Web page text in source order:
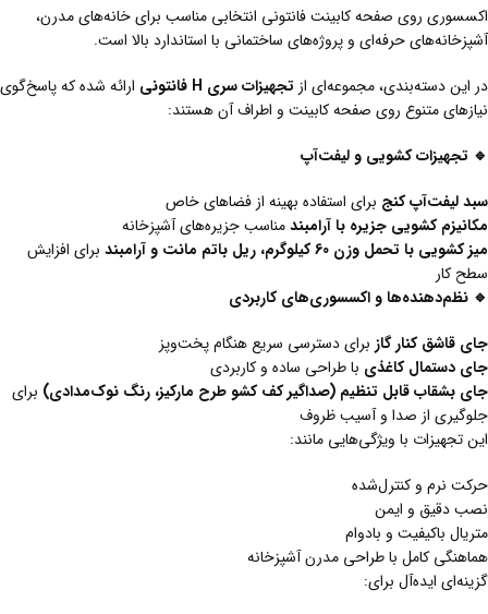
اکسسوری روی صفحه کابینت فانتونی انتخابی مناسب برای خانه‌های مدرن،
آشپزخانه‌های حرفه‌ای و پروژه‌های ساختمانی با استاندارد بالا است.
در این دسته‌بندی، مجموعه‌ای از تجهیزات سری فانتونی ارائه شده که پاسخ‌گوی
نیازهای متنوع روی صفحه کابینت و اطراف آن هستند:
🔹 تجهیزات کشویی و لیفت‌آپ
سبد لیفت‌آپ کنج برای استفاده بهینه از فضاهای خاص
مکانیزم کشویی جزیره با آرامبندمناسب جزیره‌های آشپزخانه
میز کشویی با تحمل وزن 60 کیلوگرم، ریل باتم مانت و آرامبند
برای افزایش
سطح کار
🔹 نظم‌دهنده‌ها و اکسسوری‌های کاربردی
جای قاشق کنار گاز برای دسترسی سریع هنگام پخت‌وپز
جای دستمال کاغذی با طراحی ساده و کاربردی
جای بشقاب قابل تنظیم (صداگیر کف کشو طرح مارکیز، رنگ نوک‌مدادی) برای
جلوگیری از صدا و آسیب ظروف
این تجهیزات با ویژگی‌هایی مانند:
حرکت نرم و کنترل‌شده
نصب دقیق و ایمن
متریال باکیفیت و بادوام
هماهنگی کامل با طراحی مدرن آشپزخانه
گزینه‌ای ایده‌آل برای: